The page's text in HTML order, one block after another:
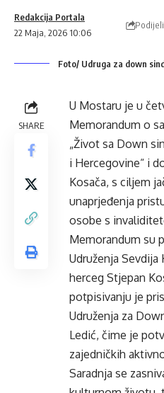
22 Maja, 2026 10:06
Redakcija Portala
Podijeli
Foto/ Udruga za down
SHARE
U Mostaru je u
Memorandum o
„Život sa Down
i Hercegovine“ i
Kosača, s ciljem
unaprjeđenja
osobe s
Memorandum su
Udruženja
herceg Stjepan
potpisivanju je
Udruženja za
Ledić, čime je
zajedničkih
Saradnja se